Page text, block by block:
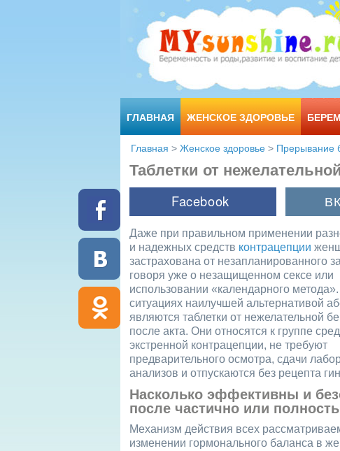
ГЛАВНАЯ ЖЕНСКОЕ ЗДОРОВЬЕ
Главная > Женское здоровье > Прерывание
Таблетки от
Даже при правильном применении
и надежных средств контрацепции
застрахована от незапланированного
говоря уже о незащищенном сексе или
использовании «календарного
ситуациях наилучшей альтернативой
являются таблетки от нежелательной
после акта. Они относятся к группе
экстренной контрацепции, не требуют
предварительного осмотра, сдачи
анализов и отпускаются без рецепта
Насколько эффективны и
после частично или
Механизм действия всех
изменении гормонального баланса в